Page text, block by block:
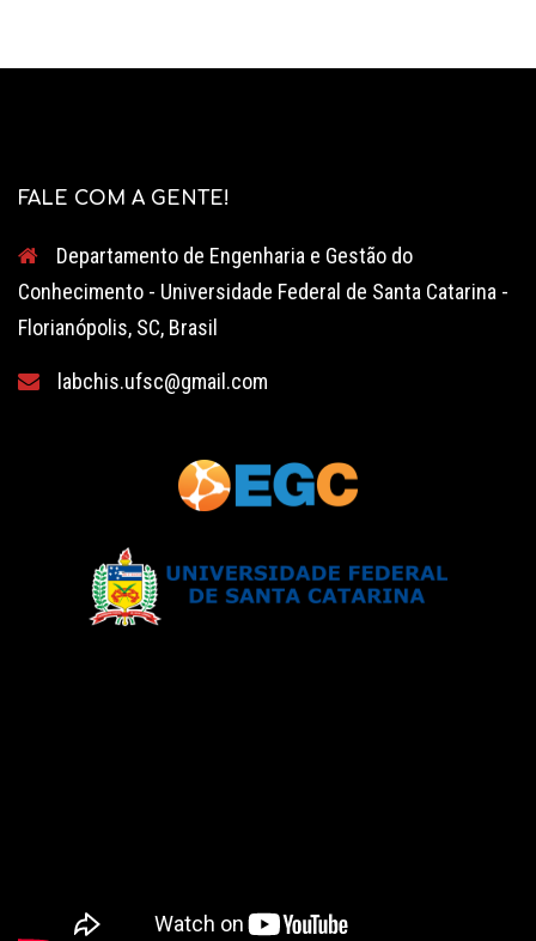
FALE COM A GENTE!
Departamento de Engenharia e Gestão do
Conhecimento - Universidade Federal de Santa Catarina -
Florianópolis, SC, Brasil
labchis.ufsc@gmail.com